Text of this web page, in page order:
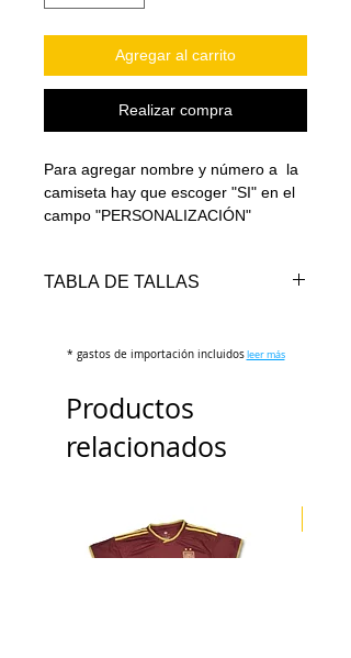
Agregar al carrito
Realizar compra
Para agregar nombre y número a la
camiseta hay que escoger "SI" en el
campo "PERSONALIZACIÓN"
TABLA DE TALLAS
(cm)
(cm)
S 100-104
M 106-110
114-118 76-78
* gastos de importación incluidos leer más
Productos
relacionados